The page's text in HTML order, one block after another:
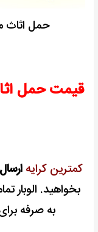
حمل اثاث
قیمت حمل
کمترین کرایه
بخواهید. الوبار
به صرفه